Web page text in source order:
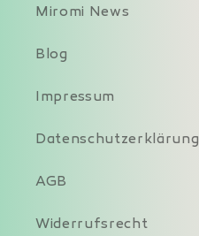
Miromi News
Blog
Impressum
Datenschutzerklärung
AGB
Widerrufsrecht